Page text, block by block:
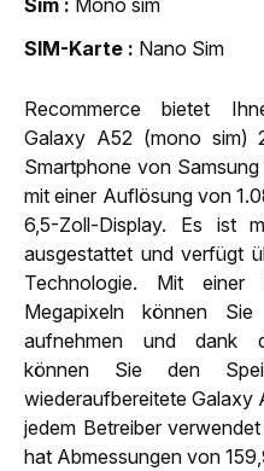
SIM-Karte
Nano Sim
Recommerce bietet
Galaxy A52 (mono sim)
Smartphone von
mit einer Auflösung von
6,5-Zoll-Display. Es ist
ausgestattet und verfügt
Technologie. Mit einer
Megapixeln können
aufnehmen und dank
können Sie den
wiederaufbereitete Galaxy
jedem Betreiber
hat Abmessungen von